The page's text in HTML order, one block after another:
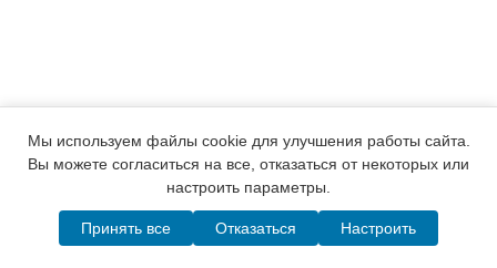
Написать в MAX Telegram WhatsApp Позвонить
Мы используем файлы cookie для улучшения работы сайта.
Вы можете согласиться на все, отказаться от некоторых или
настроить параметры.
Принять все Отказаться Настроить